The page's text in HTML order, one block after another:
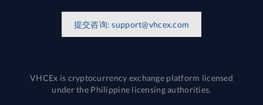
提交咨询:support@vhcex.com
VHCEx is cryptocurrency exchange platform licensed
under the Philippine licensing authorities.